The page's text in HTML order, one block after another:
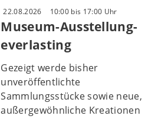
22.08.2026 10:00 bis 17:00 Uhr
Museum-Ausstellung-
everlasting
Gezeigt werde bisher
unveröffentlichte
Sammlungsstücke sowie neue,
außergewöhnliche Kreationen